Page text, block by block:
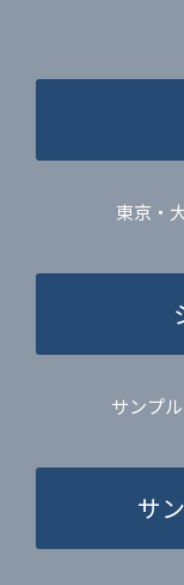
東京・
サンプ
サ